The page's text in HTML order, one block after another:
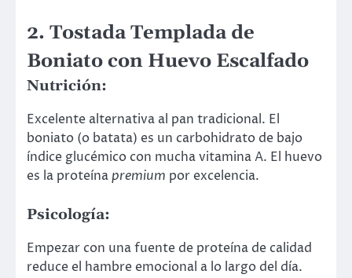
2. Tostada Templada de
Boniato con Huevo Escalfado
Nutrición:
Excelente alternativa al pan tradicional. El
boniato (o batata) es un carbohidrato de bajo
índice glucémico con mucha vitamina A. El huevo
es la proteínapremium por excelencia.
Psicología:
Empezar con una fuente de proteína de calidad
reduce el hambre emocional a lo largo del día.